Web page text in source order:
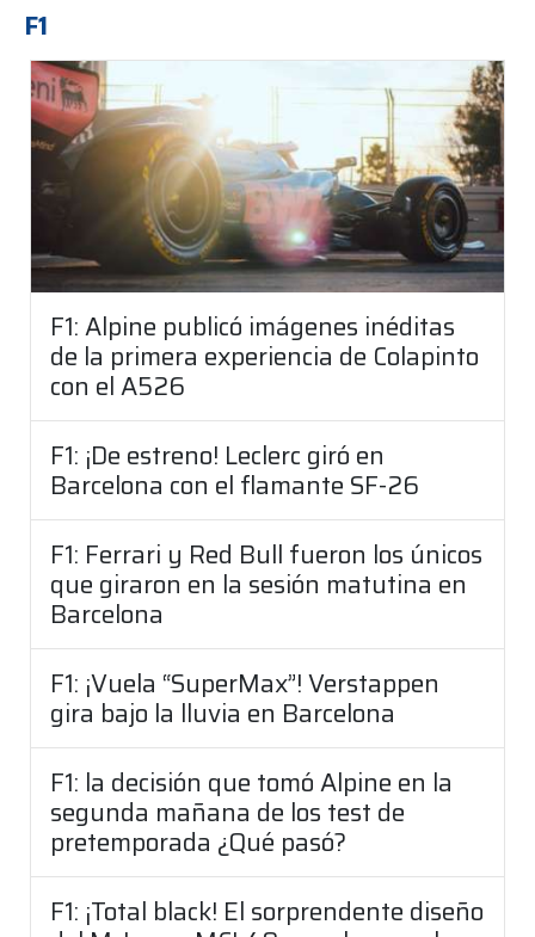
F1
F1: Alpine publicó imágenes inéditas
de la primera experiencia de Colapinto
con el A526
F1: ¡De estreno! Leclerc giró en
Barcelona con el flamante SF-26
F1: Ferrari y Red Bull fueron los únicos
que giraron en la sesión matutina en
Barcelona
F1: ¡Vuela “SuperMax”! Verstappen
gira bajo la lluvia en Barcelona
F1: la decisión que tomó Alpine en la
segunda mañana de los test de
pretemporada ¿Qué pasó?
F1: ¡Total black! El sorprendente diseño